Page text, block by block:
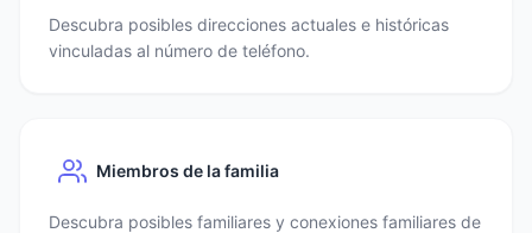
Descubra posibles direcciones actuales e históricas
vinculadas al número de teléfono.
Miembros de la familia
Descubra posibles familiares y conexiones familiares de